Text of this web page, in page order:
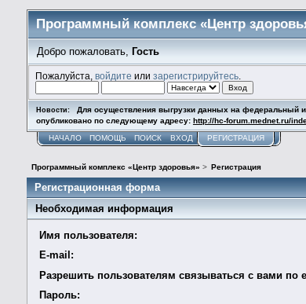
Программный комплекс «Центр
Добро пожаловать, Гость
Пожалуйста, войдите или зарегистрируйтесь.
Новости:
Для осуществления выгрузки данных на федеральный
опубликовано по следующему адресу: http://hc-forum.mednet.ru/
НАЧАЛО ПОМОЩЬ ПОИСК ВХОД РЕГИСТРАЦИЯ
Программный комплекс «Центр здоровья» > Регистрация
Регистрационная форма
Необходимая информация
Имя пользователя:
E-mail:
Разрешить пользователям связываться с вами по
Пароль: